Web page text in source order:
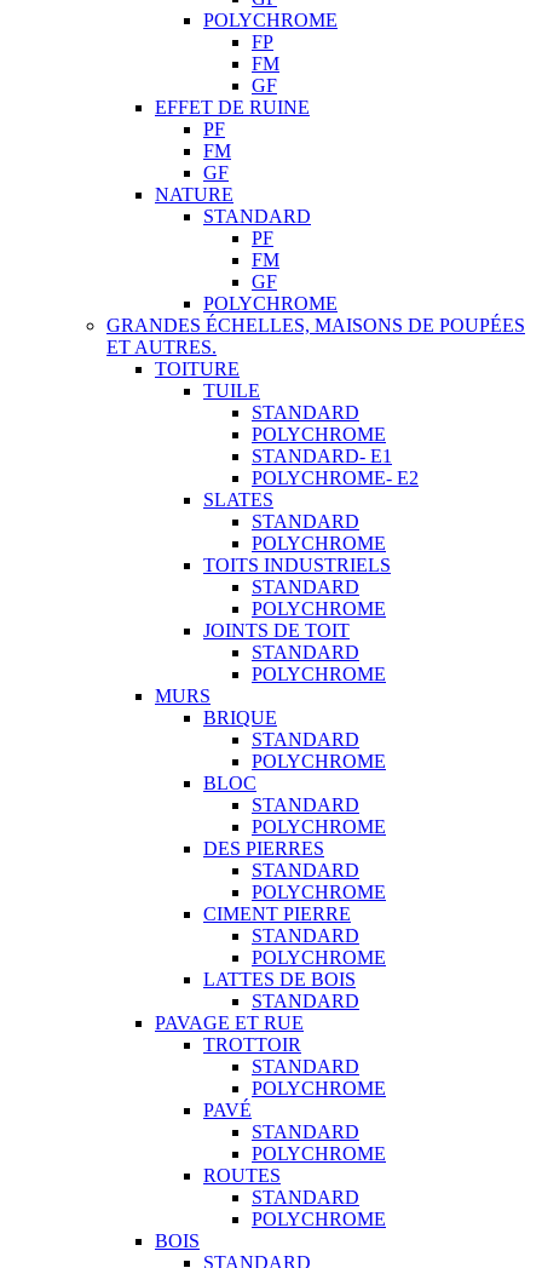
POLYCHROME
FP
FM
GF
EFFET DE RUINE
PF
FM
GF
NATURE
STANDARD
PF
FM
GF
POLYCHROME
GRANDES ÉCHELLES, MAISONS DE POUPÉES
ET AUTRES.
TOITURE
TUILE
STANDARD
POLYCHROME
STANDARD- E1
POLYCHROME- E2
SLATES
STANDARD
POLYCHROME
TOITS INDUSTRIELS
STANDARD
POLYCHROME
JOINTS DE TOIT
STANDARD
POLYCHROME
MURS
BRIQUE
STANDARD
POLYCHROME
BLOC
STANDARD
POLYCHROME
DES PIERRES
STANDARD
POLYCHROME
CIMENT PIERRE
STANDARD
POLYCHROME
LATTES DE BOIS
STANDARD
PAVAGE ET RUE
TROTTOIR
STANDARD
POLYCHROME
PAVÉ
STANDARD
POLYCHROME
ROUTES
STANDARD
POLYCHROME
BOIS
STANDARD